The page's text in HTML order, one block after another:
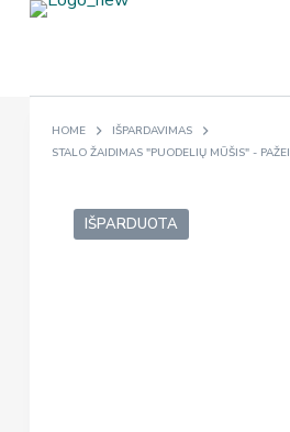
S
HOME
IŠPARDAVIMAS
STALO ŽAIDIMAS "PUODELIŲ MŪŠIS" -
IŠPARDUOTA